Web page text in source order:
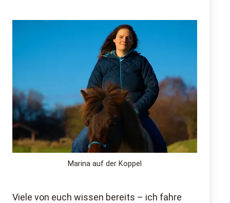
Marina auf der Koppel
Viele von euch wissen bereits – ich fahre